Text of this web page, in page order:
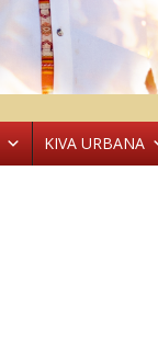
KIVA URBANA